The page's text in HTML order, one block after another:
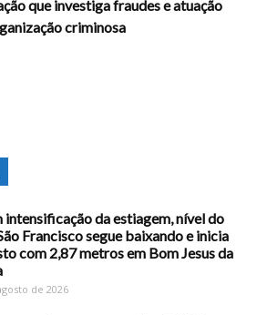
que investiga fraudes e atuação
criminosa
intensificação da estiagem, nível do
Francisco segue baixando e inicia
com 2,87 metros em Bom Jesus da
de 2026